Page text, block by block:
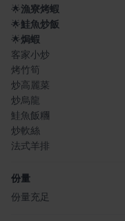
🌟漁寮烤蝦
🌟鮭魚炒飯
🌟焗蝦
客家小炒
烤竹筍
炒高麗菜
炒烏龍
鮭魚飯糰
炒軟絲
法式羊排
份量
份量充足